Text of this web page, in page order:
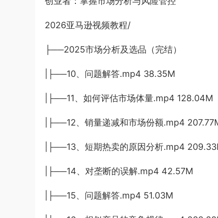
2026亚马逊视频教程/
├──2025市场分析及选品（完结）
|├──10、问题解答.mp4 38.35M
|├──11、如何评估市场体量.mp4 128.04M
|├──12、销量递减和市场份额.mp4
|├──13、短期热卖的原因分析.mp4
|├──14、对垄断的误解.mp4 42.57M
|├──15、问题解答.mp4 51.03M